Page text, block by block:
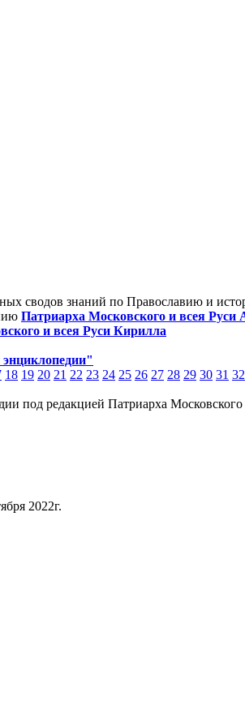
сводов знаний по Православию и
Патриарха Московского и всея Руси
и всея Руси Кирилла
18 19 20 21 22 23 24 25 26 27 28 29 30 31 32
под редакцией Патриарха
2022г.